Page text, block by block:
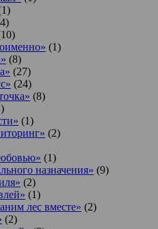
(1)
(8)
(27)
(24)
(8)
(1)
(2)
(1)
назначения» (9)
(2)
(1)
лес вместе» (2)
(2)